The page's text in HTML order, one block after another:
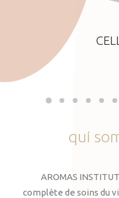
qui
AROMAS
complète de soins du